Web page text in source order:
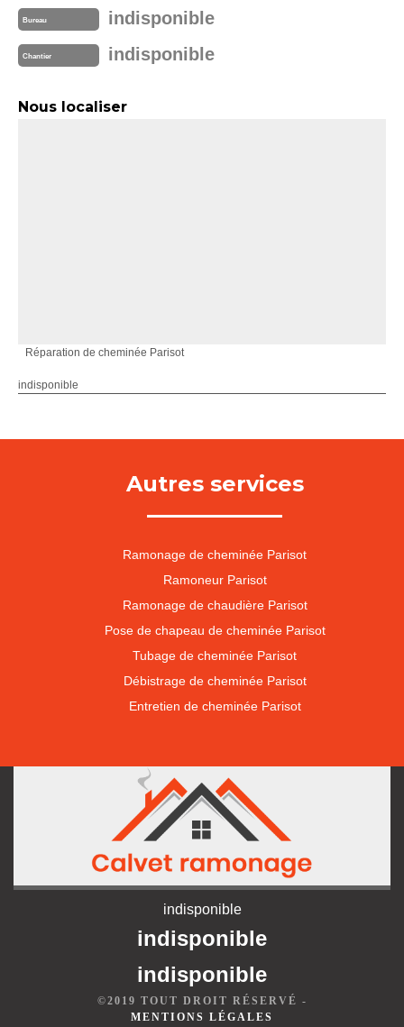
Bureau indisponible
Chantier indisponible
Nous localiser
Réparation de cheminée Parisot
indisponible
Autres services
Ramonage de cheminée Parisot
Ramoneur Parisot
Ramonage de chaudière Parisot
Pose de chapeau de cheminée Parisot
Tubage de cheminée Parisot
Débistrage de cheminée Parisot
Entretien de cheminée Parisot
indisponible
indisponible
indisponible
©2019 TOUT DROIT RÉSERVÉ -
MENTIONS LÉGALES